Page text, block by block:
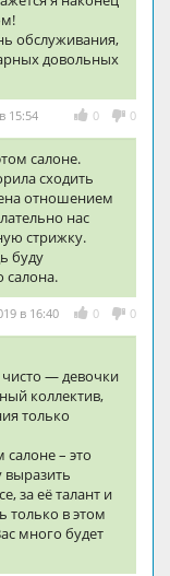
обслуживания,
довольных
0 0
15:54
салоне.
сходить
отношением
нас
стрижку.
буду
салона.
0 0
в 16:40
— девочки
коллектив,
только
салоне – это
выразить
за её талант и
только в этом
много будет